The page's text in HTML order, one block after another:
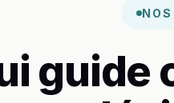
NOS
guide